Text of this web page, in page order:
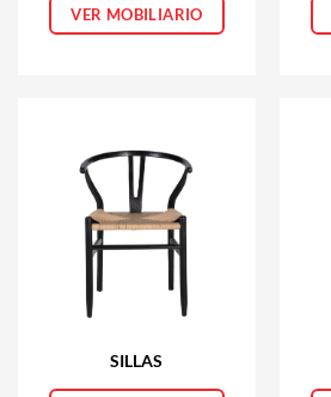
VER MOBILIARIO
SILLAS